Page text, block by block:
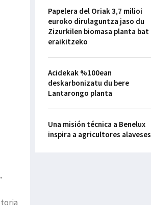
Papelera del Oriak 3,7 milioi
euroko dirulaguntza jaso du
Zizurkilen biomasa planta bat
eraikitzeko
Acidekak %100ean
deskarbonizatu du bere
Lantarongo planta
Una misión técnica a Benelux
inspira a agricultores alaveses